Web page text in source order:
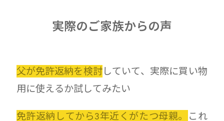
実際のご家族からの声
父が免許返納を検討していて、実際に買い物
用に使えるか試してみたい
免許返納してから3年近くがたつ母親。
これ